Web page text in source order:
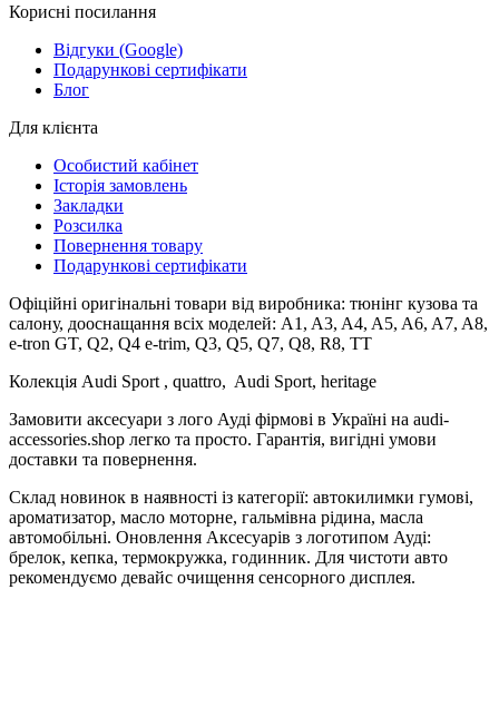
Корисні посилання
Відгуки (Google)
Подарункові сертифікати
Блог
Для клієнта
Особистий кабінет
Історія замовлень
Закладки
Розсилка
Повернення товару
Подарункові сертифікати
Офіційні оригінальні товари від виробника: тюнінг кузова та
салону, дооснащання всіх моделей: A1, A3, A4, A5, A6, A7, A8,
e-tron GT, Q2, Q4 e-trim, Q3, Q5, Q7, Q8, R8, TT
Колекція Audi Sport , quattro, Audi Sport, heritage
Замовити аксесуари з лого Ауді фірмові в Україні на audi-
accessories.shop легко та просто. Гарантія, вигідні умови
доставки та повернення.
Склад новинок в наявності із категорії: автокилимки гумові,
ароматизатор, масло моторне, гальмівна рідина, масла
автомобільні. Оновлення Аксесуарів з логотипом Ауді:
брелок, кепка, термокружка, годинник. Для чистоти авто
рекомендуємо девайс очищення сенсорного дисплея.